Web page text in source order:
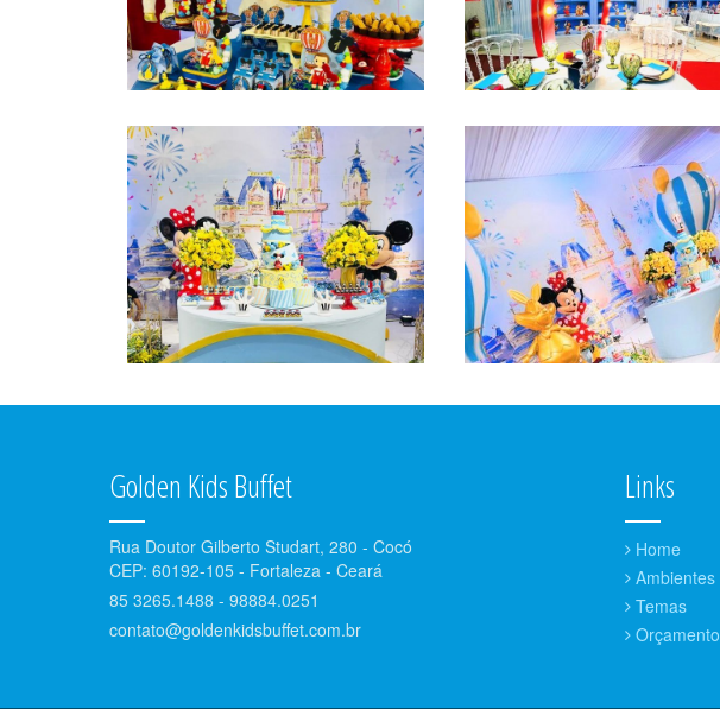
Golden Kids Buffet
Rua Doutor Gilberto Studart, 280 - Cocó
CEP: 60192-105 - Fortaleza - Ceará
85 3265.1488 - 98884.0251
contato@goldenkidsbuffet.com.br
Links
Home
Ambientes
Temas
Orçamento